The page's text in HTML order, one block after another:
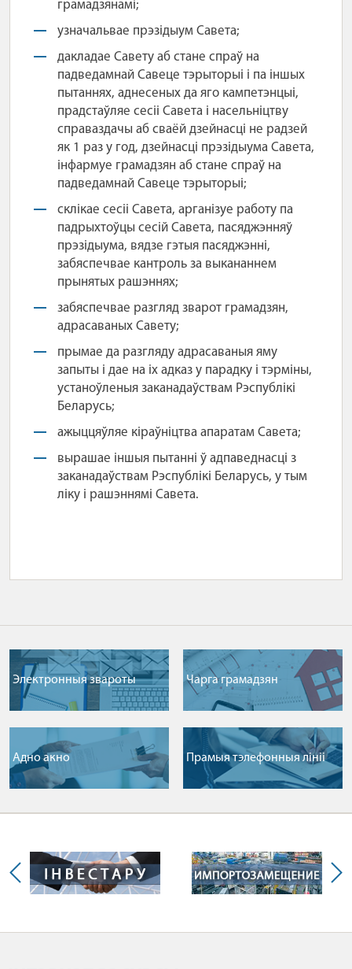
грамадзянамі;
узначальвае прэзідыум Савета;
дакладае Савету аб стане спраў на
падведамнай Савеце тэрыторыі і па іншых
пытаннях, аднесеных да яго кампетэнцыі,
прадстаўляе сесіі Савета і насельніцтву
справаздачы аб сваёй дзейнасці не радзей
як 1 раз у год, дзейнасці прэзідыума Савета,
інфармуе грамадзян аб стане спраў на
падведамнай Савеце тэрыторыі;
склікае сесіі Савета, арганізуе работу па
падрыхтоўцы сесій Савета, пасяджэнняў
прэзідыума, вядзе гэтыя пасяджэнні,
забяспечвае кантроль за выкананнем
прынятых рашэннях;
забяспечвае разгляд зварот грамадзян,
адрасаваных Савету;
прымае да разгляду адрасаваныя яму
запыты і дае на іх адказ у парадку і тэрміны,
устаноўленыя заканадаўствам Рэспублікі
Беларусь;
ажыццяўляе кіраўніцтва апаратам Савета;
вырашае іншыя пытанні ў адпаведнасці з
заканадаўствам Рэспублікі Беларусь, у тым
ліку і рашэннямі Савета.
Электронныя звароты Чарга грамадзян
Адно акно Прамыя тэлефонныя лiнii